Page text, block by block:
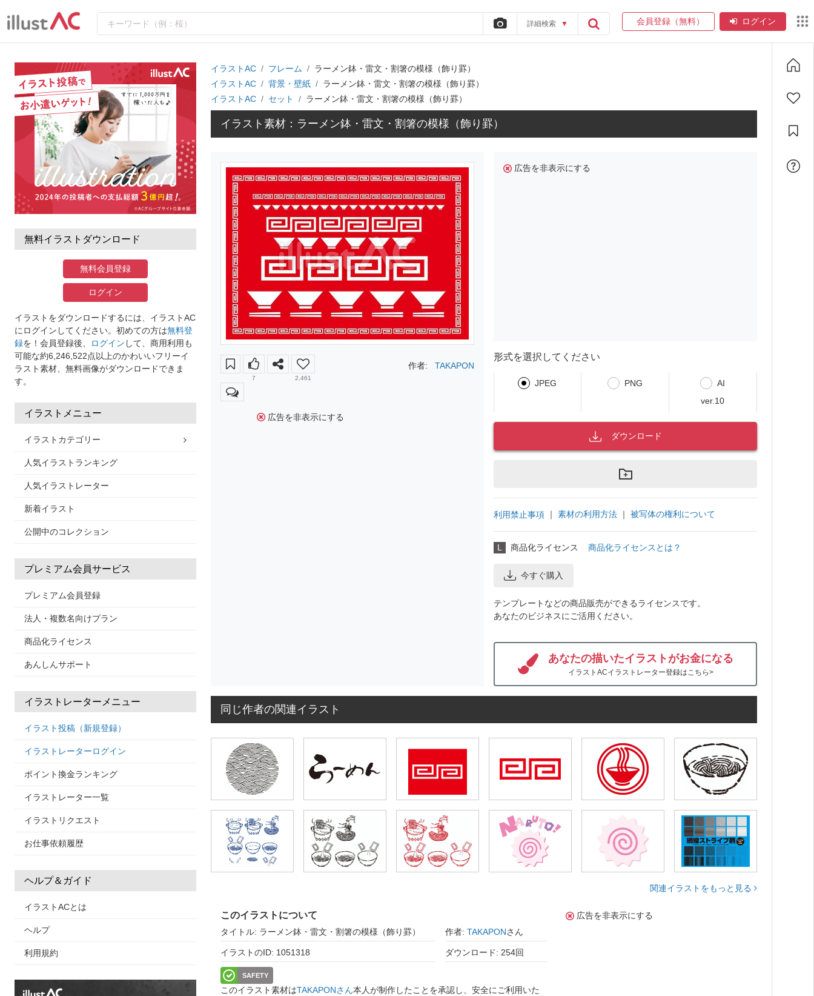
詳細検索 ▼ 会員登録（無料） ログイン
無料イラストダウンロード
無料会員登録
ログイン
イラストをダウンロードするには、イラストAC
にログインしてください。初めての方は無料登
録を！会員登録後、 ログイン して、商用利用も
可能な約6,246,522点以上のかわいいフリーイ
ラスト素材、無料画像がダウンロードできま
す。
イラストメニュー
イラストカテゴリー
人気イラストランキング
人気イラストレーター
新着イラスト
公開中のコレクション
プレミアム会員サービス
プレミアム会員登録
法人・複数名向けプラン
商品化ライセンス
あんしんサポート
イラストレーターメニュー
イラスト投稿（新規登録）
イラストレーターログイン
ポイント換金ランキング
イラストレーター一覧
イラストリクエスト
お仕事依頼履歴
ヘルプ＆ガイド
イラストACとは
ヘルプ
利用規約
イラストAC フレーム
ラーメン鉢・雷文・割箸の模様（飾り罫）
イラストAC
背景・壁紙
ラーメン鉢・雷文・割箸の模様（飾り罫）
イラストAC
セット ラーメン鉢・雷文・割箸の模様（飾り罫）
イラスト素材：ラーメン鉢・雷文・割箸の模様（飾り罫）
7 2,461
作者: TAKAPON
広告を非表示にする
広告を非表示にする
形式を選択してください
JPEG PNG
AI
ver.10
ダウンロード
利用禁止事項 ｜ 素材の利用方法 ｜ 被写体の権利について
L 商品化ライセンス 商品化ライセンスとは？
今すぐ購入
テンプレートなどの商品販売ができるライセンスです。
あなたのビジネスにご活用ください。
あなたの描いたイラストがお金になる
イラストACイラストレーター登録はこちら>
同じ作者の関連イラスト
関連イラストをもっと見る
このイラストについて
タイトル: ラーメン鉢・雷文・割箸の模様（飾り罫） 作者: TAKAPONさん
イラストのID: 1051318 ダウンロード: 254回
SAFETY
このイラスト素材はTAKAPONさん本人が制作したことを承認し、安全にご利用いた
広告を非表示にする